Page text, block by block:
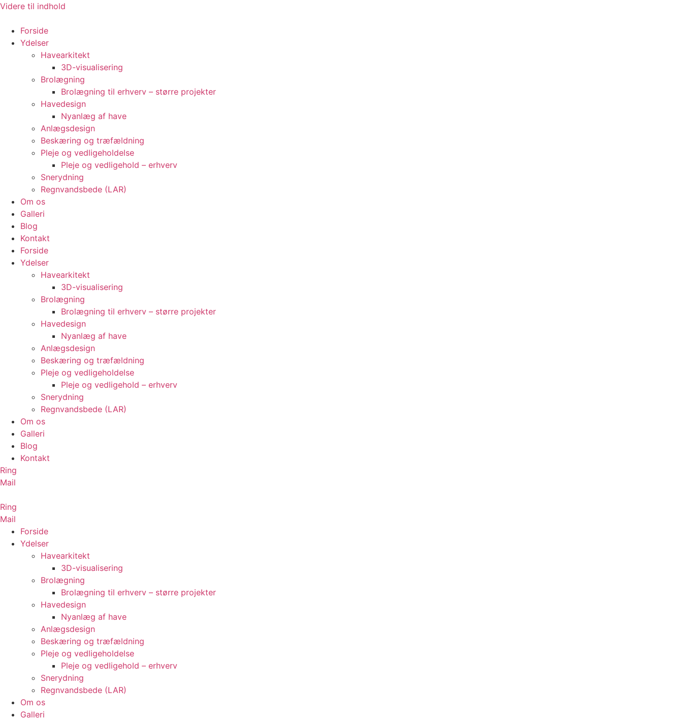
Videre til indhold
Forside
Ydelser
Havearkitekt
3D-visualisering
Brolægning
Brolægning til erhverv – større projekter
Havedesign
Nyanlæg af have
Anlægsdesign
Beskæring og træfældning
Pleje og vedligeholdelse
Pleje og vedligehold – erhverv
Snerydning
Regnvandsbede (LAR)
Om os
Galleri
Blog
Kontakt
Forside
Ydelser
Havearkitekt
3D-visualisering
Brolægning
Brolægning til erhverv – større projekter
Havedesign
Nyanlæg af have
Anlægsdesign
Beskæring og træfældning
Pleje og vedligeholdelse
Pleje og vedligehold – erhverv
Snerydning
Regnvandsbede (LAR)
Om os
Galleri
Blog
Kontakt
Ring
Mail
Ring
Mail
Forside
Ydelser
Havearkitekt
3D-visualisering
Brolægning
Brolægning til erhverv – større projekter
Havedesign
Nyanlæg af have
Anlægsdesign
Beskæring og træfældning
Pleje og vedligeholdelse
Pleje og vedligehold – erhverv
Snerydning
Regnvandsbede (LAR)
Om os
Galleri